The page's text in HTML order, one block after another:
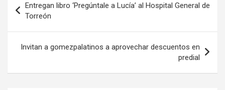
de
entradas
Entregan libro ‘Pregúntale a Lucía’ al Hospital General de
Torreón
Invitan a gomezpalatinos a aprovechar descuentos en
predial